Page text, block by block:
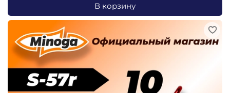
В корзину